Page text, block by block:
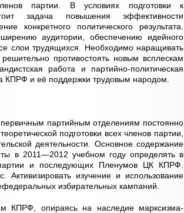
партии. В условиях подготовки к
задача повышения эффективности
конкретного политического результата.
аудитории, обеспечению идейного
слои трудящихся. Необходимо наращивать
противостоять новым всплескам
работа и партийно-политическая
КПРФ и её поддержки трудовым народом.
партийным отделениям постоянно
подготовки всех членов партии,
деятельности. Основное содержание
в 2011—2012 учебном году определять в
и последующих Пленумов ЦК КПРФ.
изучение и использование
избирательных кампаний.
КПРФ, опираясь на наследие марксизма-